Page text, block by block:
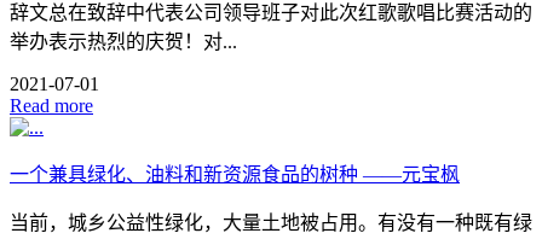
辞文总在致辞中代表公司领导班子对此次红歌歌唱比赛活动的
举办表示热烈的庆贺！对...
2021-07-01
Read more
一个兼具绿化、油料和新资源食品的树种 ——元宝枫
当前，城乡公益性绿化，大量土地被占用。有没有一种既有绿